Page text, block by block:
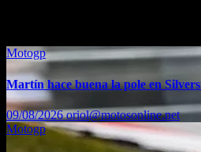
Motogp
Martín hace buena la pole en
09/08/2026oriol@motosonline.net
Motogp